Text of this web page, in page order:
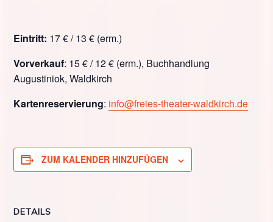
Eintritt: 17 € / 13 € (erm.)
Vorverkauf: 15 € / 12 € (erm.), Buchhandlung
Augustiniok, Waldkirch
Kartenreservierung: info@freies-theater-waldkirch.de
ZUM KALENDER HINZUFÜGEN
DETAILS